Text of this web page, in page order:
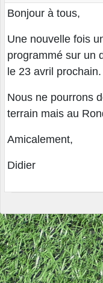
Bonjour à tous,
Une nouvelle fois
programmé sur un
le 23 avril prochain.
Nous ne pourrons
terrain mais au
Amicalement,
Didier